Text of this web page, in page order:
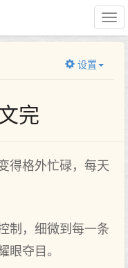
设置
完
得格外忙碌，每天
制，细微到每一条
眼夺目。